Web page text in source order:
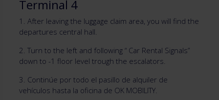
Terminal 4
1. After leaving the luggage claim area, you will find the
departures central hall.
2. Turn to the left and following “ Car Rental Signals”
down to -1 floor level trough the escalators.
3. Continúe por todo el pasillo de alquiler de
vehículos hasta la oficina de OK MOBILITY.